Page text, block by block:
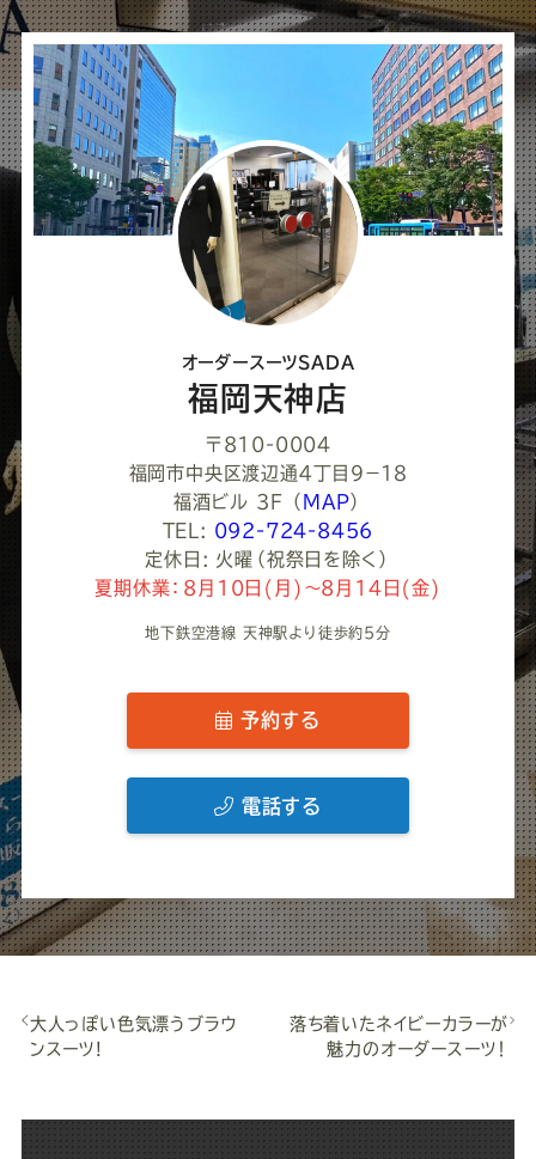
シ
し
て
く
だ
い
オーダースーツSADA
福岡天神店
〒810-0004
福岡市中央区渡辺通４丁目９−１８
福酒ビル 3F
（ MAP）
TEL: 092-724-8456
定休日: 火曜（祝祭日を除く）
夏期休業：8月10日(月)～8月14日(金)
地下鉄空港線 天神駅より徒歩約5分
予約する
電話する
大人っぽい色気漂うブラウ
ンスーツ!
落ち着いたネイビーカラーが
魅力のオーダースーツ！